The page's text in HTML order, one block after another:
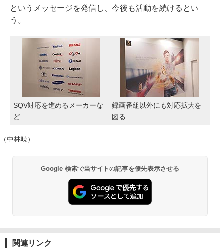
というメッセージを発信し、今後も活動を続けるとい
う。
SQV対応を進めるメーカーな
ど
録画番組以外にも対応拡大を
図る
（中林暁）
Google 検索で当サイトの記事を優先表示させる
関連リンク